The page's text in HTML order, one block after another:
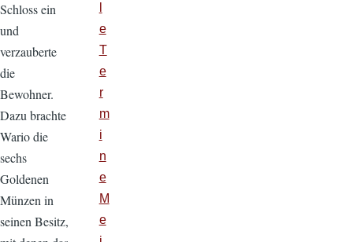
Schloss ein
und
verzauberte
die
Bewohner.
Dazu brachte
Wario die
sechs
Goldenen
Münzen in
seinen Besitz,
e
T
e
r
m
i
n
e
M
e